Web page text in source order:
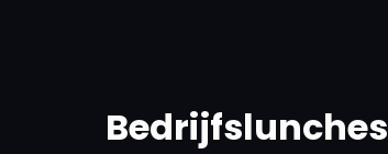
Bedrijfslunches